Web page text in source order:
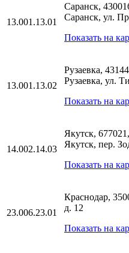
13.001.13.01
Саранск,
Саранск, ул.
Показать на
13.001.13.02
Рузаевка,
Рузаевка, ул.
Показать на
14.002.14.03
Якутск,
Якутск, пер.
Показать на
23.006.23.01
Краснодар,
д. 12
Показать на